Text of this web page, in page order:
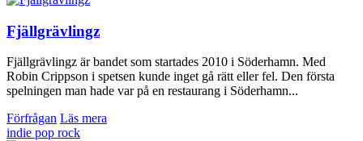
Fjällgrävlingz
Fjällgrävlingz är bandet som startades 2010 i Söderhamn. Med
Robin Crippson i spetsen kunde inget gå rätt eller fel. Den första
spelningen man hade var på en restaurang i Söderhamn...
Förfrågan Läs mera
indie pop rock